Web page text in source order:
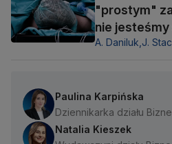
"prostym"
nie
A. Daniluk, J.
Paulina Karpińska
Dziennikarka działu
Natalia Kieszek